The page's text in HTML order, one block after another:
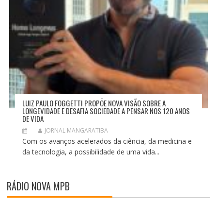
LUIZ PAULO FOGGETTI PROPÕE NOVA VISÃO SOBRE A
LONGEVIDADE E DESAFIA SOCIEDADE A PENSAR NOS 120 ANOS
DE VIDA
JORNAL MANGARATIBA
Com os avanços acelerados da ciência, da medicina e
da tecnologia, a possibilidade de uma vida...
RÁDIO NOVA MPB